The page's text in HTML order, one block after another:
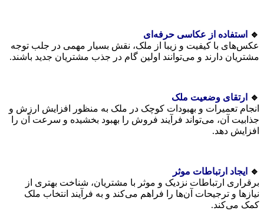
🔹
استفاده از عکاسی حرفه‌ای
عکس‌های با کیفیت و زیبا از ملک، نقش بسیار مهمی در جلب توجه
مشتریان دارند و می‌توانند اولین گام در جذب مشتریان جدید باشند.
🔹
ارتقای وضعیت ملک
انجام تعمیرات و بهبودات کوچک در ملک به منظور افزایش ارزش و
جذابیت آن، می‌تواند فرآیند فروش را بهبود بخشیده و سرعت آن را
افزایش دهد.
🔹
ایجاد ارتباطات موثر
برقراری ارتباطات نزدیک و موثر با مشتریان، شناخت بهتری از
نیازها و ترجیحات آن‌ها را فراهم می‌کند و به فرآیند انتخاب ملک
کمک می‌کند.